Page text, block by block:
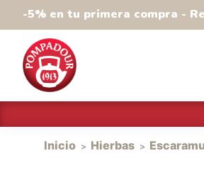
-5% en tu primera compra -
Inicio Hierbas